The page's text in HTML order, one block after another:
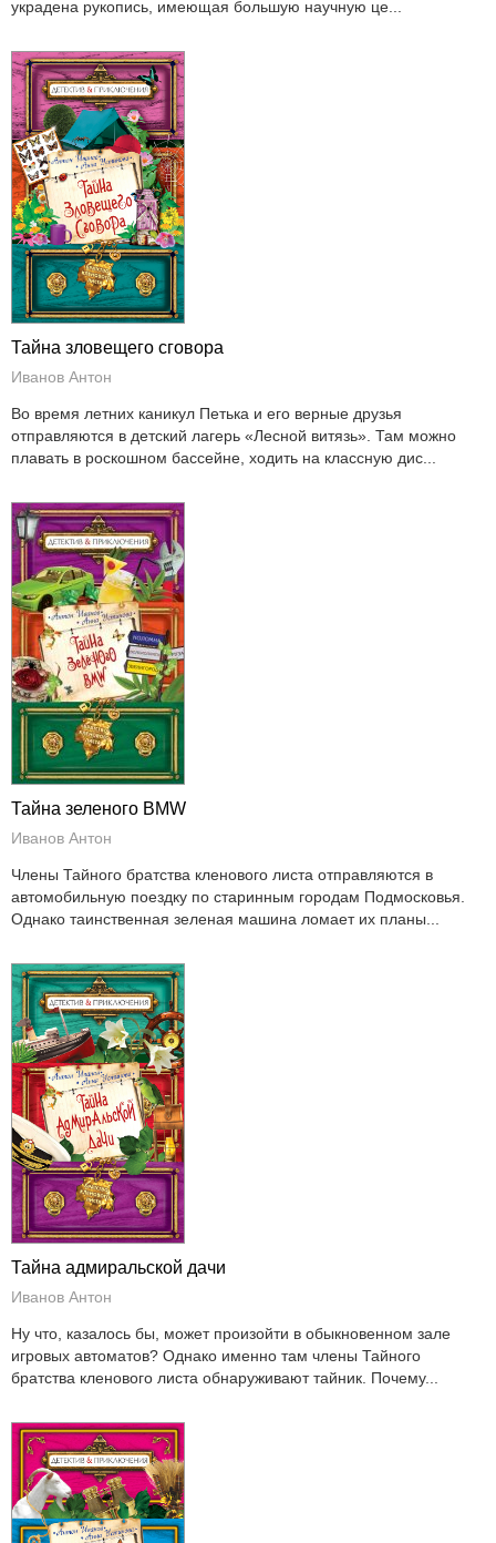
украдена рукопись, имеющая большую научную це...
Тайна зловещего сговора
Иванов Антон
Во время летних каникул Петька и его верные друзья
отправляются в детский лагерь «Лесной витязь». Там можно
плавать в роскошном бассейне, ходить на классную дис...
Тайна зеленого BMW
Иванов Антон
Члены Тайного братства кленового листа отправляются в
автомобильную поездку по старинным городам Подмосковья.
Однако таинственная зеленая машина ломает их планы...
Тайна адмиральской дачи
Иванов Антон
Ну что, казалось бы, может произойти в обыкновенном зале
игровых автоматов? Однако именно там члены Тайного
братства кленового листа обнаруживают тайник. Почему...